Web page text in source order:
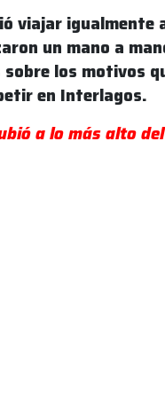
viajar igualmente
un mano a
los motivos
en Interlagos.
a lo más alto